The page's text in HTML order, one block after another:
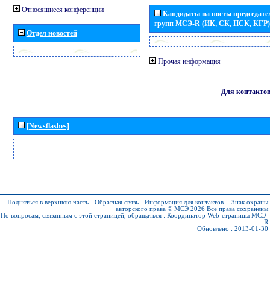
Относящиеся конференции
Отдел новостей
Кандидаты на посты
групп МСЭ-R (ИК, СК, ПСК, КГР)
Прочая информация
Для контактов
[Newsflashes]
Подняться в верхнюю часть - Обратная связь - Информация для контактов - Знак охраны
авторского права © МСЭ 2026 Все права сохранены
По вопросам, связанным с этой страницей, обращаться : Координатор Web-страницы МСЭ-
R
Обновлено : 2013-01-30